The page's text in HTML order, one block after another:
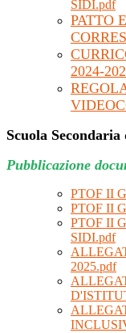
SIDI.pdf
PATTO
2024-
Scuola
Pubblicazione
PTOF II
PTOF II
PTOF II
SIDI.pdf
2025.pdf